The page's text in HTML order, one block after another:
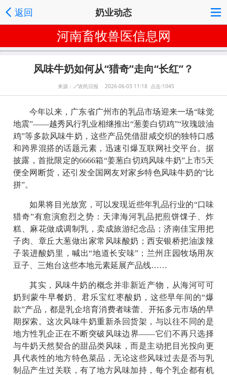
返回 奶业动态
河南畜牧兽医信息网
风味牛奶如何从“猎奇”走向“长红”？
来源： 🔗农民日报 2026-06-03 11:18 点击:1045
今年以来，广东省广州市的乳品市场迎来一场“味觉
地震”——越秀风行乳业相继推出“葱姜白切鸡”“玫瑰豉油
鸡”等多款风味牛奶，这些产品凭借甜咸交织的独特口感
和跨界混搭的话题元素，迅速引爆互联网社交平台。据
披露，首批限定的6666箱“姜葱白切鸡风味牛奶”上市5天
便全网断货，还引发全国网友对家乡特色风味牛奶的“比
拼”。
如果将目光放宽，可以发现近些年乳品行业的“口味
猎奇”有愈演愈烈之势：天津海河乳品把煎饼馃子、炸
糕、麻花做成调制乳，卖成旅游纪念品；济南佳宝用把
子肉、章丘大葱做出家常风味酸奶；西安银桥把油泼辣
子装进酸奶里，喊出“地道长安味”；兰州庄园牧场用灰
豆子、三炮台这些本地元素延展产品线……
其实，风味牛奶的概念并非新近产物，从海河可可
奶到蒙牛早餐奶、君乐宝红枣酸奶，这些早年间的“爆
款”产品，都是乳企培育消费者味蕾、开拓多元市场的早
期探索。这次风味牛奶重新杀回货架，与以往不同的是
地方性乳企正在不断突破风味边界——它们不再只选择
与牛奶天然契合的甜品类风味，而是主动把目光投向更
具代表性的地方特色菜品，无论这些风味过去是否与乳
制品产生过关联，有了地方风味加持，每个乳企都有机